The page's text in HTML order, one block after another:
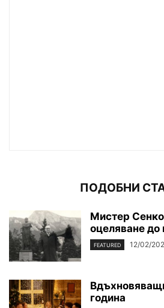
ПОДОБНИ
Мистер
оцеляване до
FEATURED 12/02/
година